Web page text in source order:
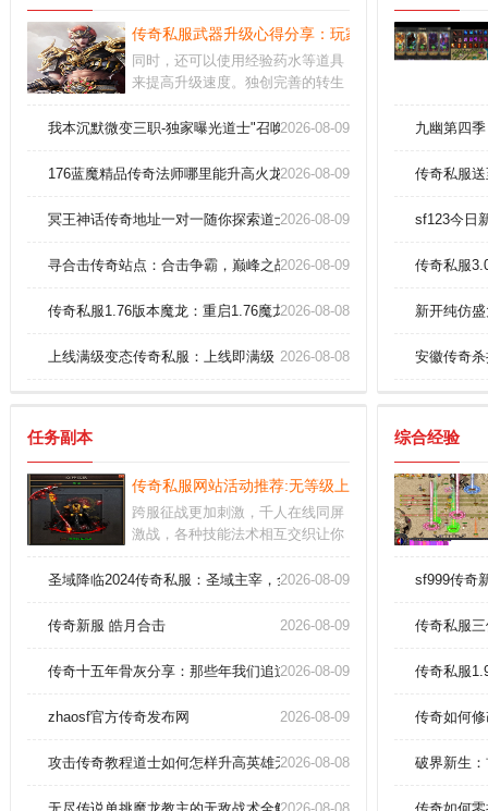
传奇私服武器升级心得分享：玩家分享武器升级的心
同时，还可以使用经验药水等道具
来提高升级速度。独创完善的转生
往挑战守门怪,人物觉醒实战全面升
十足的挑战每个人都可以参与。
我本沉默微变三职-独家曝光道士"召唤神兽"无敌组合技！
2026-08-09
176蓝魔精品传奇法师哪里能升高火龙烈焰。
2026-08-09
冥王神话传奇地址一对一随你探索道士神圣战甲术
2026-08-09
寻合击传奇站点：合击争霸，巅峰之战2026-08-09
传奇私服1.76版本魔龙：重启1.76魔龙之怒，再铸荣耀之战！
2026-08-08
上线满级变态传奇私服：上线即满级，变态传奇全新体验！
2026-08-08
九幽第四
传奇私服
sf123今日
传奇私服
新开纯仿
安徽传奇
任务副本
传奇私服网站活动推荐:无等级上限传奇异常喜悦捡
跨服征战更加刺激，千人在线同屏
激战，各种技能法术相互交织让你
点，适当分配技能点可加强单个技
行选择BOSS和首领去进行挑战，
的。
圣域降临2024传奇私服：圣域主宰，全图资源垄断战略指南！
2026-08-09
传奇新服 皓月合击 2026-08-09
传奇十五年骨灰分享：那些年我们追过的极品神装！
2026-08-09
zhaosf官方传奇发布网 2026-08-09
攻击传奇教程道士如何怎样升高英雄无极真气？
2026-08-08
综合经验
sf999传奇
传奇私服
传奇私服
传奇如何
破界新生